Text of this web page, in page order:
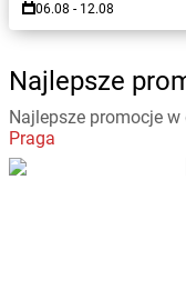
06.08 - 12.08
Najlepsze
Najlepsze promocje
Praga